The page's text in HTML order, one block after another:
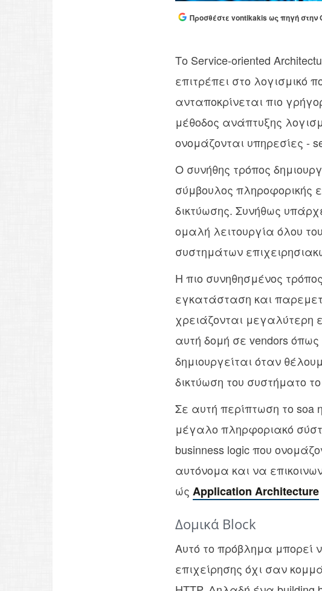
Προσθέστε vontikakis ως πηγή στην
Το Service-oriented
επιτρέπει στo λογισμικό
ανταποκρίνεται πιο
μέθοδος ανάπτυξης
ονομάζονται υπηρεσίες -
Ο συνήθης τρόπος
σύμβουλος πληροφορικής
δικτύωσης. Συνήθως
ομαλή λειτουργία όλου
συστημάτων
Η πιο συνηθησμένος
εγκατάσταση και
χρειάζονται μεγαλύτερη
αυτή δομή σε vendors όπως
δημιουργείται όταν
δικτύωση του συστήματο
Σε αυτή περίπτωση το soa
μέγαλο πληρφοριακό
businness logic που
αυτόνομα και να
ώς Application Architecture
Δομικά Block
Αυτό το πρόβλημα μπορεί
επιχείρησης όχι σαν